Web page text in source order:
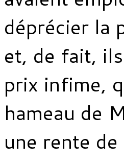
déprécier la
et, de fait,
prix infime,
hameau de
une rente